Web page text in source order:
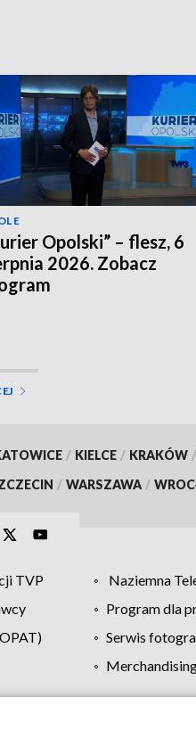
Opolski” – flesz, 6
2026. Zobacz
/ KIELCE / KRAKÓW /
/ WARSZAWA /
TVP Naziemna
Program dla
Serwis